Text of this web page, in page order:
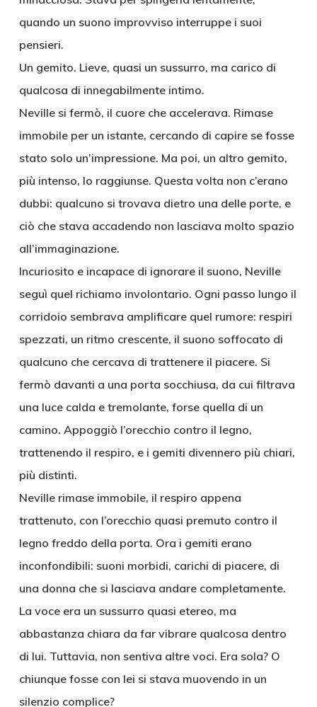
quando un suono improvviso interruppe i suoi
pensieri.
Un gemito. Lieve, quasi un sussurro, ma carico di
qualcosa di innegabilmente intimo.
Neville si fermò, il cuore che accelerava. Rimase
immobile per un istante, cercando di capire se fosse
stato solo un’impressione. Ma poi, un altro gemito,
più intenso, lo raggiunse. Questa volta non c’erano
dubbi: qualcuno si trovava dietro una delle porte, e
ciò che stava accadendo non lasciava molto spazio
all’immaginazione.
Incuriosito e incapace di ignorare il suono, Neville
seguì quel richiamo involontario. Ogni passo lungo il
corridoio sembrava amplificare quel rumore: respiri
spezzati, un ritmo crescente, il suono soffocato di
qualcuno che cercava di trattenere il piacere. Si
fermò davanti a una porta socchiusa, da cui filtrava
una luce calda e tremolante, forse quella di un
camino. Appoggiò l’orecchio contro il legno,
trattenendo il respiro, e i gemiti divennero più chiari,
più distinti.
Neville rimase immobile, il respiro appena
trattenuto, con l’orecchio quasi premuto contro il
legno freddo della porta. Ora i gemiti erano
inconfondibili: suoni morbidi, carichi di piacere, di
una donna che si lasciava andare completamente.
La voce era un sussurro quasi etereo, ma
abbastanza chiara da far vibrare qualcosa dentro
di lui. Tuttavia, non sentiva altre voci. Era sola? O
chiunque fosse con lei si stava muovendo in un
silenzio complice?